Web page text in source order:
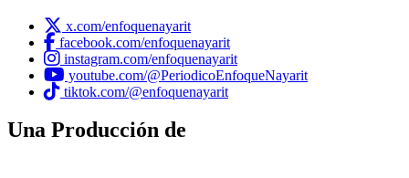
x.com/enfoquenayarit
facebook.com/enfoquenayarit
instagram.com/enfoquenayarit
youtube.com/@PeriodicoEnfoqueNayarit
tiktok.com/@enfoquenayarit
Una Producción de